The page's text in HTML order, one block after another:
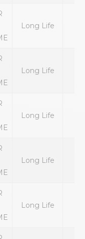
Long Life
Long Life
Long Life
Long Life
Long Life